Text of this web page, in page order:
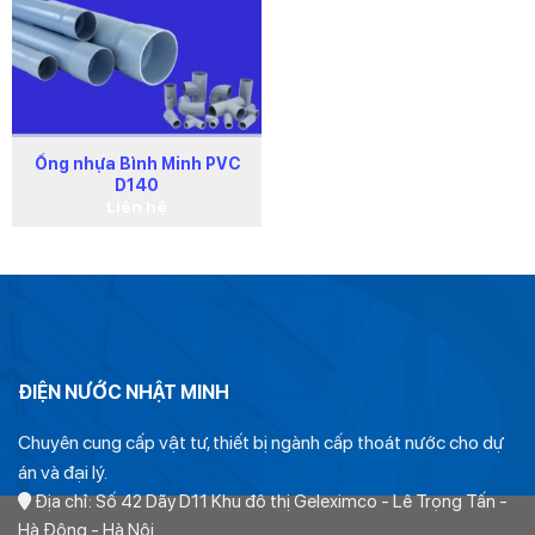
Sản phẩm chính hãng Nhựa Bình Minh, được phân
phối bởi Điện Nước Nhật Minh.
Đặc tính kỹ thuật
Đường kính danh nghĩa: 34 mm
Ưu điểm nổi bật
Ống D34 Bình Minh nổi bật với khả năng chống ăn mòn,
kháng hóa chất và chịu được điều kiện thời tiết khắc nghiệt,
Ống nhựa Bình Minh PVC
D140
ĐIỆN NƯỚC NHẬT MINH
Chuyên cung cấp vật tư, thiết bị ngành cấp thoát nước cho dự
án và đại lý.
Địa chỉ: Số 42 Dãy D11 Khu đô thị Geleximco - Lê Trọng Tấn -
Hà Đông - Hà Nội